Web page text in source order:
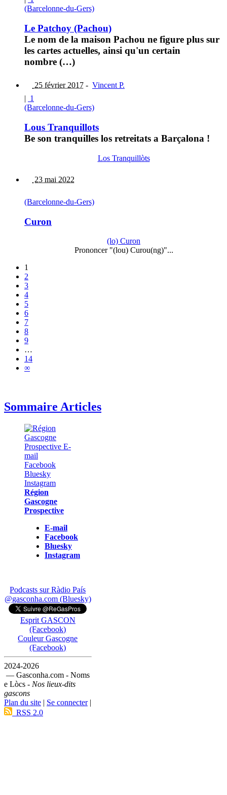
(Barcelonne-du-Gers)
Le Patchoy (Pachou)
Le nom de la maison Pachou ne figure plus sur
les cartes actuelles, ainsi qu'un certain
nombre (…)
25 février 2017 - Vincent P.
| 1
(Barcelonne-du-Gers)
Lous Tranquillots
Be son tranquilles los retreitats a Barçalona !
Los Tranquillòts
23 mai 2022
(Barcelonne-du-Gers)
Curon
(lo) Curon
Prononcer "(lou) Curou(ng)"...
1
2
3
4
5
6
7
8
9
…
14
∞
Sommaire Articles
Région
Gascogne
Prospective
E-mail
Facebook
Bluesky
Instagram
Podcasts sur Ràdio País
@gasconha.com (Bluesky)
Esprit GASCON
(Facebook)
Couleur Gascogne
(Facebook)
2024-2026
— Gasconha.com - Noms
e Lòcs - Nos lieux-dits
gascons
Plan du site | Se connecter|
RSS 2.0